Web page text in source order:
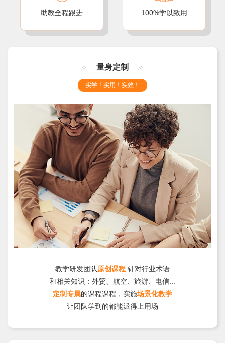
助教全程跟进 100%学以致用
量身定制
实学！实用！实效！
教学研发团队原创课程 针对行业术语
和相关知识：外贸、航空、旅游、电信...
定制专属的课程课程，实施场景化教学
让团队学到的都能派得上用场